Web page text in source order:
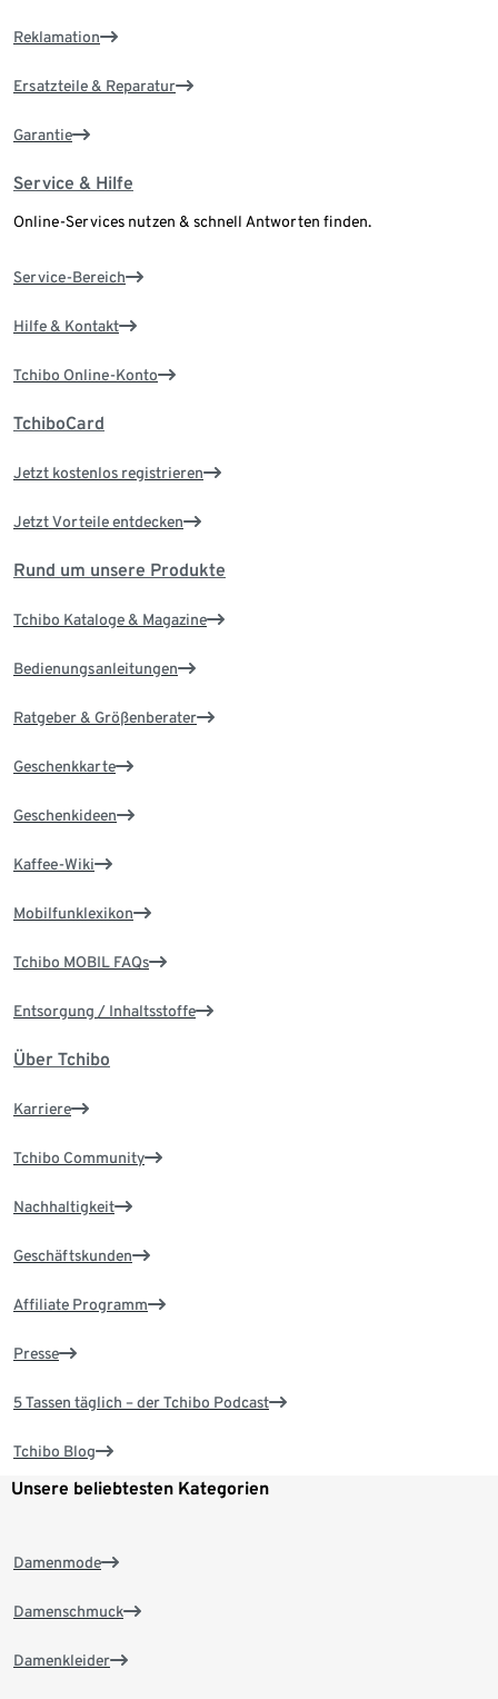
Reklamation
Ersatzteile & Reparatur
Garantie
Service & Hilfe
Online-Services nutzen & schnell Antworten finden.
Service-Bereich
Hilfe & Kontakt
Tchibo Online-Konto
TchiboCard
Jetzt kostenlos registrieren
Jetzt Vorteile entdecken
Rund um unsere Produkte
Tchibo Kataloge & Magazine
Bedienungsanleitungen
Ratgeber & Größenberater
Geschenkkarte
Geschenkideen
Kaffee-Wiki
Mobilfunklexikon
Tchibo MOBIL FAQs
Entsorgung / Inhaltsstoffe
Über Tchibo
Karriere
Tchibo Community
Nachhaltigkeit
Geschäftskunden
Affiliate Programm
Presse
5 Tassen täglich – der Tchibo Podcast
Tchibo Blog
Unsere beliebtesten Kategorien
Damenmode
Damenschmuck
Damenkleider